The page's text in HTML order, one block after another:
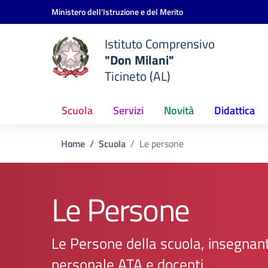
Vai ai contenuti
Vai al menu di navigazioneMinistero dell'Istruzione e del Merito
Istituto Comprensivo
"Don Milani"
Ticineto (AL)
Scuola Servizi Novità Didattica
Home Scuola Le persone
Le Persone
Le Persone della scuola,